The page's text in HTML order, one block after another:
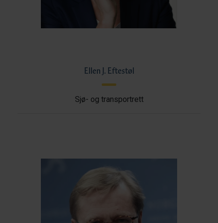
Ellen J. Eftestøl
Sjø- og transportrett